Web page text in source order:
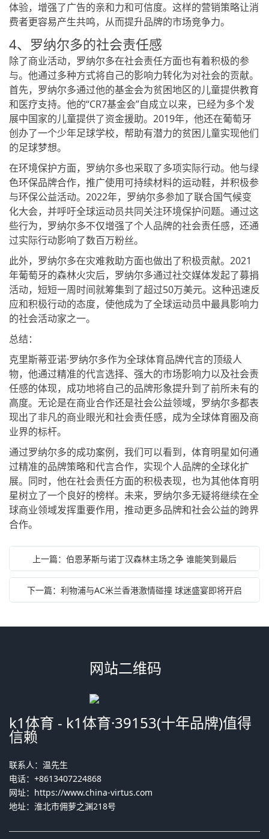
体验，增强了广告的亲和力和可信度。这样的营销策略让消
费者更容易产生共鸣，从而提升品牌的市场竞争力。
4、罗纳尔多的社会责任感
除了商业活动，罗纳尔多在社会责任方面也有着积极的参
与。他通过多种方式将自己的影响力转化为对社会的贡献。
首先，罗纳尔多通过他的基金会为贫困地区的儿童提供教育
和医疗支持。他的“CR7基金会”自成立以来，已经为多个发
展中国家的儿童提供了资金援助。2019年，他还在葡萄牙
创办了一个少年足球学校，帮助有潜力的贫困儿童实现他们
的足球梦想。
在环境保护方面，罗纳尔多也采取了多项实际行动。他与绿
色环保品牌合作，推广使用可持续材料的运动鞋，并积极参
与环保公益活动。2022年，罗纳尔多参加了联合国气候变
化大会，并呼吁全球运动员共同关注环境保护问题。通过这
些行为，罗纳尔多不仅增强了个人品牌的社会责任感，还通
过实际行动影响了数百万粉丝。
此外，罗纳尔多在灾难救助方面也做出了积极贡献。2021
年葡萄牙的森林火灾后，罗纳尔多通过社交媒体发起了募捐
活动，短短一周时间就筹集到了超过50万美元。这种迅速反
应和积极行动的态度，使他成为了全球运动员中最具影响力
的社会活动家之一。
总结：
克里斯蒂亚诺·罗纳尔多作为全球体育品牌代言的顶级人
物，他通过精准的代言选择、强大的市场影响力以及社会责
任感的体现，成功地将自己的品牌形象提升到了前所未有的
高度。无论是在商业合作还是社会公益领域，罗纳尔多都表
现出了非凡的商业眼光和社会责任感，成为全球体育圈及商
业界的标杆。
通过罗纳尔多的成功案例，我们可以看到，体育明星如何通
过精准的品牌策略和代言合作，实现个人品牌的全球化扩
展。同时，他在社会责任方面的积极表现，也为其他体育明
星树立了一个良好的榜样。未来，罗纳尔多无疑将继续在全
球商业领域发挥重要作用，推动更多品牌和社会公益的跨界
合作。
上一篇：伯恩茅斯与诺丁汉森林主场之争 谁能笑到最后
下一篇：利物浦与AC米兰香港激情碰撞 球迷盛宴即将开启
网站二维码
k1体育 - k1体育·39153(十年品牌)值得
信赖
联系人：温先生
电话：+8613407224868
网址： https://www.china-virtus.com
地址：淮北市佣萝之渊218号